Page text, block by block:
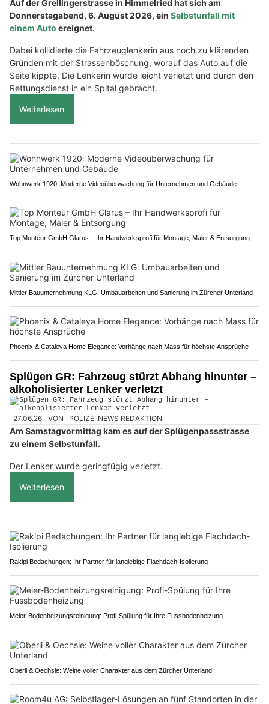
Auf der Grellingerstrasse in Himmelried hat sich am
Donnerstagabend, 6. August 2026, ein Selbstunfall mit
einem Auto ereignet.
Dabei kollidierte die Fahrzeuglenkerin aus noch zu klärenden
Gründen mit der Strassenböschung, worauf das Auto auf die
Seite kippte. Die Lenkerin wurde leicht verletzt und durch den
Rettungsdienst in ein Spital gebracht.
Weiterlesen
Wohnwerk 1920: Moderne Videoüberwachung für Unternehmen und Gebäude
Top Monteur GmbH Glarus – Ihr Handwerksprofi für Montage, Maler & Entsorgung
Mittler Bauunternehmung KLG: Umbauarbeiten und Sanierung im Zürcher Unterland
Phoenix & Cataleya Home Elegance: Vorhänge nach Mass für höchste Ansprüche
Splügen GR: Fahrzeug stürzt Abhang hinunter –
alkoholisierter Lenker verletzt
27.06.26 VON POLIZEI.NEWS REDAKTION
Am Samstagvormittag kam es auf der Splügenpassstrasse
zu einem Selbstunfall.
Der Lenker wurde geringfügig verletzt.
Weiterlesen
Rakipi Bedachungen: Ihr Partner für langlebige Flachdach-Isolierung
Meier-Bodenheizungsreinigung: Profi-Spülung für Ihre Fussbodenheizung
Oberli & Oechsle: Weine voller Charakter aus dem Zürcher Unterland